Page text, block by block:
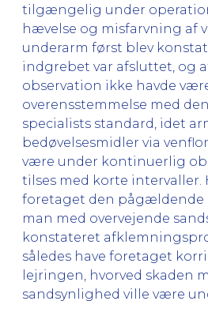
tilgængelig under
hævelse og misfarvning af
underarm først blev
indgrebet var afsluttet, og
observation ikke havde
overensstemmelse med
specialists standard, idet
bedøvelsesmidler via
være under kontinuerlig
tilses med korte intervaller.
foretaget den pågældende
man med overvejende
konstateret
således have foretaget
lejringen, hvorved skaden
sandsynlighed ville være